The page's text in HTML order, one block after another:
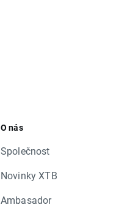
O nás
Společnost
Novinky XTB
Ambasador